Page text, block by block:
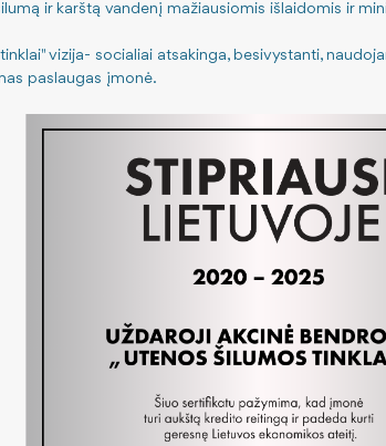
ir karštą vandenį mažiausiomis išlaidomis ir
vizija- socialiai atsakinga, besivystanti,
paslaugas įmonė.